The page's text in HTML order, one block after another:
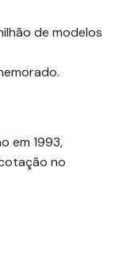
de modelos
em 1993,
no